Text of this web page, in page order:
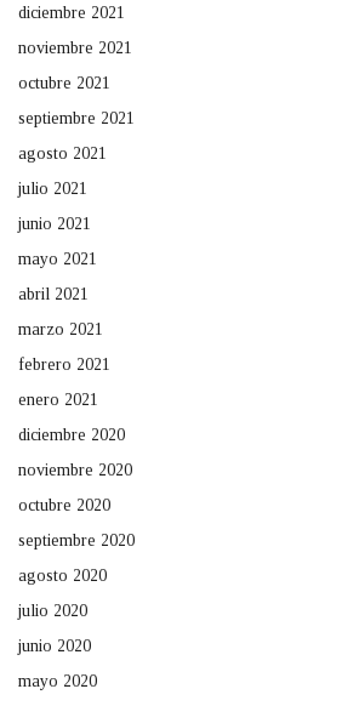
diciembre 2021
noviembre 2021
octubre 2021
septiembre 2021
agosto 2021
julio 2021
junio 2021
mayo 2021
abril 2021
marzo 2021
febrero 2021
enero 2021
diciembre 2020
noviembre 2020
octubre 2020
septiembre 2020
agosto 2020
julio 2020
junio 2020
mayo 2020